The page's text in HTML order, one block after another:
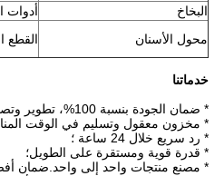
البخاخ
أدوات
محول الأسنان
القطع
خدماتنا
* ضمان الجودة بنسبة 100%، تطوير وتصنيع تتبع الأصليات؛
* مخزون معقول وتسليم في الوقت
* رد سريع خلال 24 ساعة ؛
* قدرة قوية ومستقرة على الطويل؛
* مصنع منتجات واحد إلى واحد.ضمان